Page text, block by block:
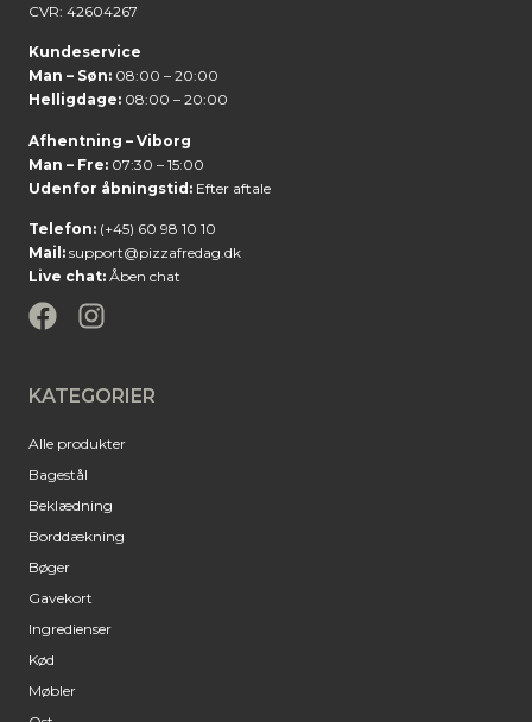
CVR: 42604267
Kundeservice
Man – Søn: 08:00 – 20:00
Helligdage: 08:00 – 20:00
Afhentning – Viborg
Man – Fre: 07:30 – 15:00
Udenfor åbningstid: Efter aftale
Telefon: (+45) 60 98 10 10
Mail: support@pizzafredag.dk
Live chat: Åben chat
KATEGORIER
Alle produkter
Bagestål
Beklædning
Borddækning
Bøger
Gavekort
Ingredienser
Kød
Møbler